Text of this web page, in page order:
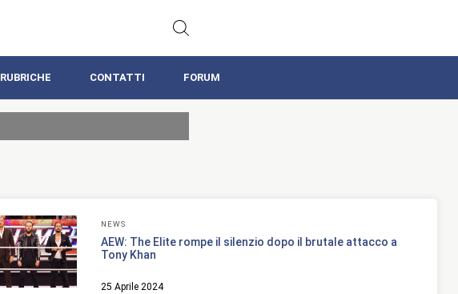
RUBRICHE CONTATTI FORUM
NEWS
AEW: The Elite rompe il silenzio dopo il brutale attacco a
Tony Khan
25 Aprile 2024